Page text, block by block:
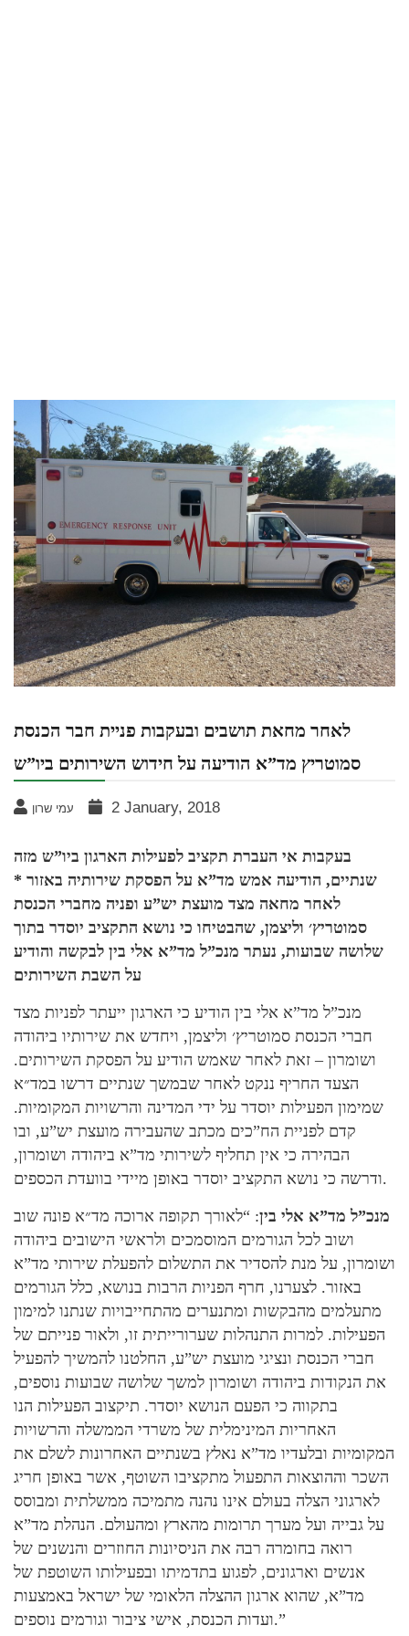
לאחר מחאת תושבים ובעקבות פניית חבר הכנסת
סמוטריץ מד”א הודיעה על חידוש השירותים ביו”ש
עמי שרון 2 January, 2018
בעקבות אי העברת תקציב לפעילות הארגון ביו”ש מזה
שנתיים, הודיעה אמש מד”א על הפסקת שירותיה באזור *
לאחר מחאה מצד מועצת יש”ע ופניה מחברי הכנסת
סמוטריץ׳ וליצמן, שהבטיחו כי נושא התקציב יוסדר בתוך
שלושה שבועות, נעתר מנכ”ל מד”א אלי בין לבקשה והודיע
על השבת השירותים
מנכ”ל מד”א אלי בין הודיע כי הארגון ייעתר לפניות מצד
חברי הכנסת סמוטריץ׳ וליצמן, ויחדש את שירותיו ביהודה
ושומרון – זאת לאחר שאמש הודיע על הפסקת השירותים.
הצעד החריף ננקט לאחר שבמשך שנתיים דרשו במד״א
שמימון הפעילות יוסדר על ידי המדינה והרשויות המקומיות.
קדם לפניית הח”כים מכתב שהעבירה מועצת יש”ע, ובו
הבהירה כי אין תחליף לשירותי מד”א ביהודה ושומרון,
ודרשה כי נושא התקציב יוסדר באופן מיידי בוועדת הכספים.
מנכ”ל מד”א אלי בין: “לאורך תקופה ארוכה מד״א פונה שוב
ושוב לכל הגורמים המוסמכים ולראשי הישובים ביהודה
ושומרון, על מנת להסדיר את התשלום להפעלת שירותי מד”א
באזור. לצערנו, חרף הפניות הרבות בנושא, כלל הגורמים
מתעלמים מהבקשות ומתנערים מהתחייבויות שנתנו למימון
הפעילות. למרות התנהלות שערורייתית זו, ולאור פנייתם של
חברי הכנסת ונציגי מועצת יש”ע, החלטנו להמשיך להפעיל
את הנקודות ביהודה ושומרון למשך שלושה שבועות נוספים,
בתקווה כי הפעם הנושא יוסדר. תיקצוב הפעילות הנו
האחריות המינימלית של משרדי הממשלה והרשויות
המקומיות ובלעדיו מד”א נאלץ בשנתיים האחרונות לשלם את
השכר וההוצאות התפעול מתקציבו השוטף, אשר באופן חריג
לארגוני הצלה בעולם אינו נהנה מתמיכה ממשלתית ומבוסס
על גבייה ועל מערך תרומות מהארץ ומהעולם. הנהלת מד”א
רואה בחומרה רבה את הניסיונות החוזרים והנשנים של
אנשים וארגונים, לפגוע בתדמיתו ובפעילותו השוטפת של
מד”א, שהוא ארגון ההצלה הלאומי של ישראל באמצעות
ועדות הכנסת, אישי ציבור וגורמים נוספים.”